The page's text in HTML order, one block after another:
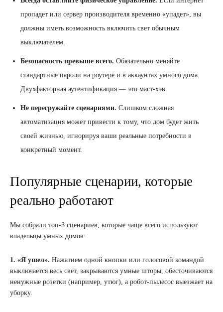
пропадет или сервер производителя временно «упадет», вы
должны иметь возможность включить свет обычным
выключателем.
Безопасность превыше всего. Обязательно меняйте
стандартные пароли на роутере и в аккаунтах умного дома.
Двухфакторная аутентификация — это маст-хэв.
Не перегружайте сценариями. Слишком сложная
автоматизация может привести к тому, что дом будет жить
своей жизнью, игнорируя ваши реальные потребности в
конкретный момент.
Популярные сценарии, которые
реально работают
Мы собрали топ-3 сценариев, которые чаще всего используют
владельцы умных домов:
1. «Я ушел». Нажатием одной кнопки или голосовой командой
выключается весь свет, закрываются умные шторы, обесточиваются
ненужные розетки (например, утюг), а робот-пылесос выезжает на
уборку.